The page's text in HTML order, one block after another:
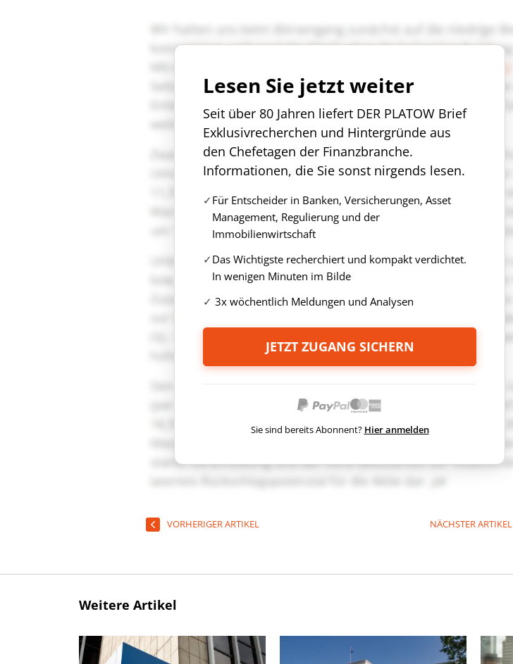
Lesen Sie jetzt weiter
Seit über 80 Jahren liefert DER PLATOW Brief
Exklusivrecherchen und Hintergründe aus
den Chefetagen der Finanzbranche.
Informationen, die Sie sonst nirgends lesen.
Für Entscheider in Banken, Versicherungen, Asset
Management, Regulierung und der
Immobilienwirtschaft
Das Wichtigste recherchiert und kompakt verdichtet.
In wenigen Minuten im Bilde
3x wöchentlich Meldungen und Analysen
JETZT ZUGANG SICHERN
Sie sind bereits Abonnent? Hier anmelden
VORHERIGER ARTIKEL NÄCHSTER ARTIKEL
Weitere Artikel